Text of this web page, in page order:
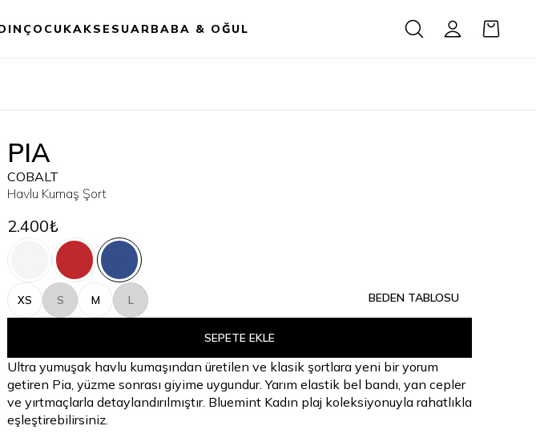
ÇOCUKAKSESUAR BABA & OĞUL
PIA
COBALT
Havlu Kumaş Şort
2.400₺
XS S M L BEDEN TABLOSU
SEPETE EKLE
Ultra yumuşak havlu kumaşından üretilen ve klasik şortlara yeni bir yorum
getiren Pia, yüzme sonrası giyime uygundur. Yarım elastik bel bandı, yan cepler
ve yırtmaçlarla detaylandırılmıştır. Bluemint Kadın plaj koleksiyonuyla rahatlıkla
eşleştirebilirsiniz.